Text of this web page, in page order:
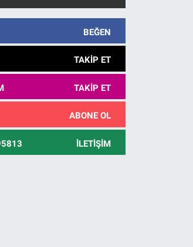
kanunlaşacağı
BEĞEN
TAKIP ET
TAKIP ET
ABONE OL
İLETIŞIM